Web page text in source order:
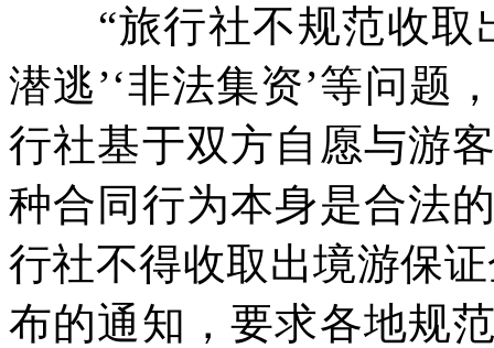
“旅行社不规范收取
潜逃’‘非法集资’等问题
行社基于双方自愿与游
种合同行为本身是合法
行社不得收取出境游保
布的通知，要求各地规